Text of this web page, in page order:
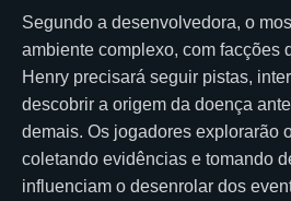
Segundo a desenvolvedora, o
ambiente complexo, com facções
Henry precisará seguir pistas,
descobrir a origem da doença
demais. Os jogadores explorarão
coletando evidências e tomando
influenciam o desenrolar dos